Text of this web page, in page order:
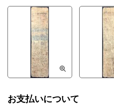
お支払いについて